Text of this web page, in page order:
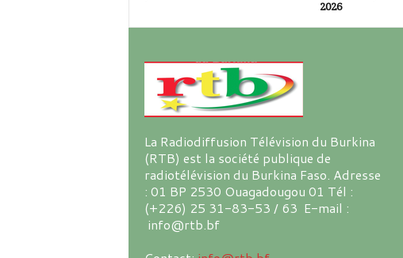
2026
La Radiodiffusion Télévision du Burkina
(RTB) est la société publique de
radiotélévision du Burkina Faso. Adresse
: 01 BP 2530 Ouagadougou 01 Tél :
(+226) 25 31-83-53 / 63 E-mail :
info@rtb.bf